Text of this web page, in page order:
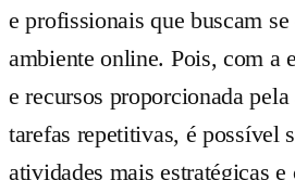
e profissionais que buscam se
ambiente online. Pois, com a
e recursos proporcionada
tarefas repetitivas, é possível
atividades mais estratégicas